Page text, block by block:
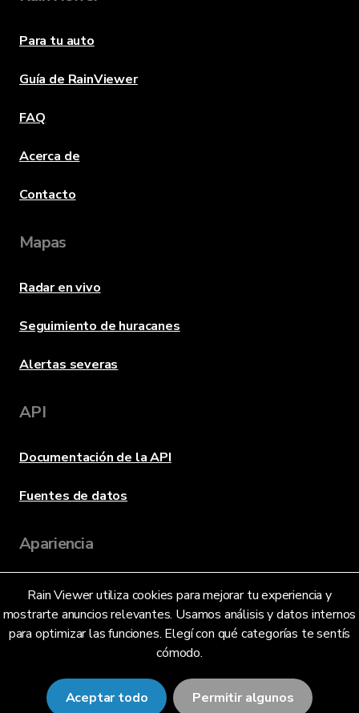
Rain Viewer utiliza cookies para mejorar tu experiencia y
mostrarte anuncios relevantes. Usamos análisis y datos internos
para optimizar las funciones. Elegí con qué categorías te sentís
cómodo.
Aceptar todo Permitir algunos
Para tu auto
Guía de RainViewer
FAQ
Acerca de
Contacto
Mapas
Radar en vivo
Seguimiento de huracanes
Alertas severas
API
Documentación de la API
Fuentes de datos
Apariencia
Idioma
Español (Argentina) (AR)